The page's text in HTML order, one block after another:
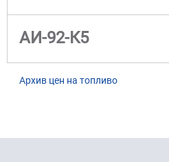
АИ-92-К5
Архив цен на топливо